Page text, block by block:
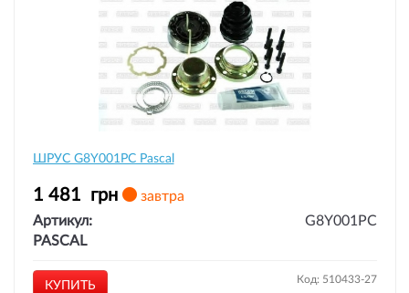
ШРУС G8Y001PC Pascal
1 481 грн
завтра
Артикул:
G8Y001PC
PASCAL
КУПИТЬ Код: 510433-27